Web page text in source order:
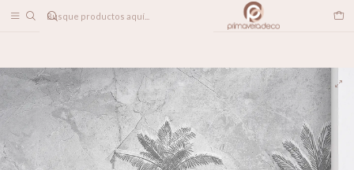
PAPELES MURALES TEXTURADOS